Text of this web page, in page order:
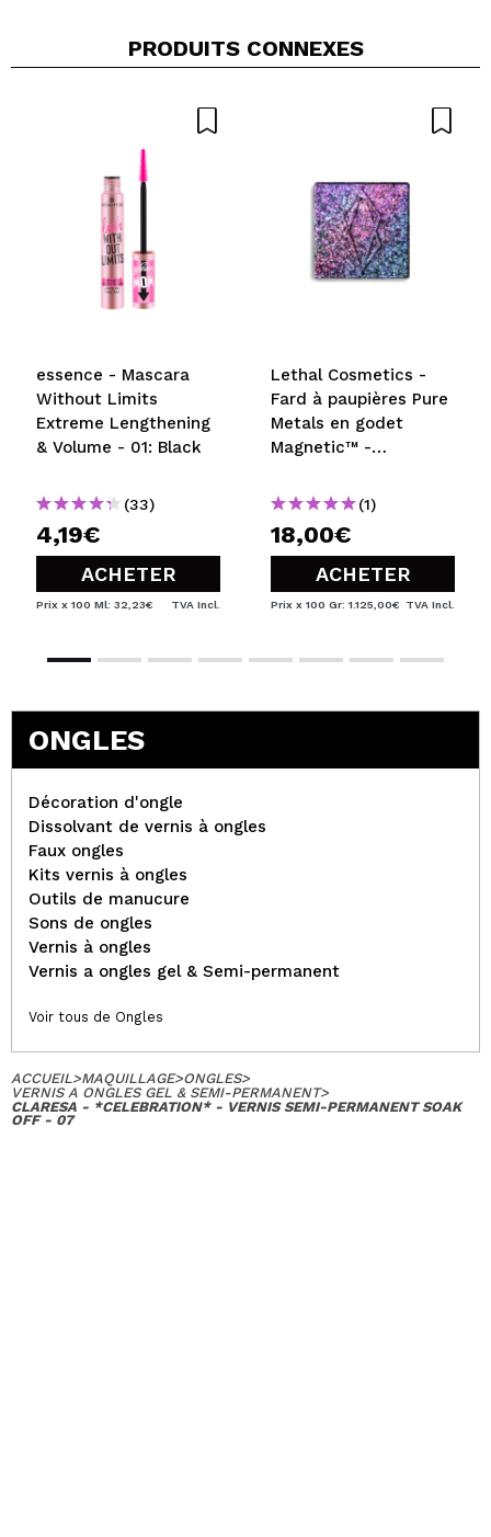
PRODUITS CONNEXES
essence - Mascara
Without Limits
Extreme Lengthening
& Volume - 01: Black
(33)
4,19€
ACHETER
Prix x 100 Ml: 32,23€ TVA Incl.
Lethal Cosmetics -
Fard à paupières Pure
Metals en godet
Magnetic™ -
(1)
18,00€
ACHETER
Prix x 100 Gr: 1.125,00€ TVA Incl.
ONGLES
Décoration d'ongle
Dissolvant de vernis à ongles
Faux ongles
Kits vernis à ongles
Outils de manucure
Sons de ongles
Vernis à ongles
Vernis a ongles gel & Semi-permanent
Voir tous de Ongles
ACCUEIL>MAQUILLAGE>ONGLES>
VERNIS A ONGLES GEL & SEMI-PERMANENT>
CLARESA - *CELEBRATION* - VERNIS SEMI-PERMANENT SOAK
OFF - 07